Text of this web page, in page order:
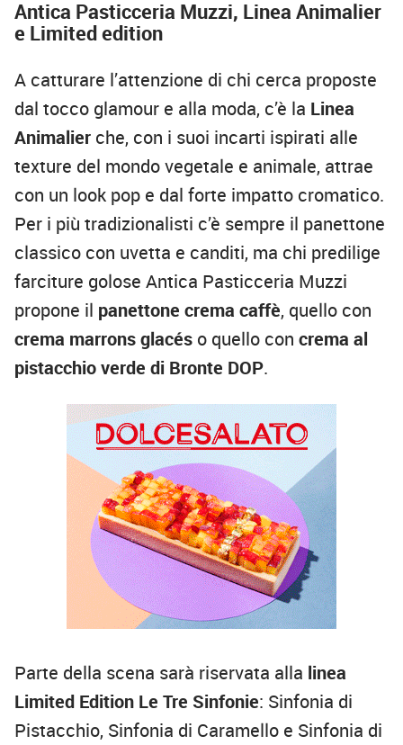
Antica Pasticceria Muzzi, Linea Animalier
e Limited edition
A catturare l’attenzione di chi cerca proposte
dal tocco glamour e alla moda, c’è la Linea
Animalier che, con i suoi incarti ispirati alle
texture del mondo vegetale e animale, attrae
con un look pop e dal forte impatto cromatico.
Per i più tradizionalisti c’è sempre il panettone
classico con uvetta e canditi, ma chi predilige
farciture golose Antica Pasticceria Muzzi
propone il panettone crema caffè, quello con
crema marrons glacés o quello con crema al
pistacchio verde di Bronte DOP.
Parte della scena sarà riservata alla linea
Limited Edition Le Tre Sinfonie: Sinfonia di
Pistacchio, Sinfonia di Caramello e Sinfonia di